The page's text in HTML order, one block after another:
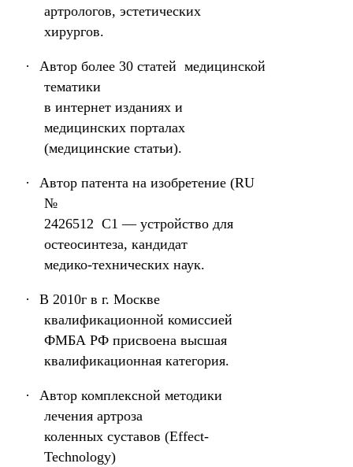
артрологов, эстетических
хирургов.
·
Автор более 30 статей медицинской
тематики
в интернет изданиях и
медицинских порталах
(медицинские статьи).
·
Автор патента на изобретение (RU
№
2426512 С1 — устройство для
остеосинтеза, кандидат
медико-технических наук.
·
В 2010г в г. Москве
квалификационной комиссией
ФМБА РФ присвоена высшая
квалификационная категория.
·
Автор комплексной методики
лечения артроза
коленных суставов (Effect-
Technology)